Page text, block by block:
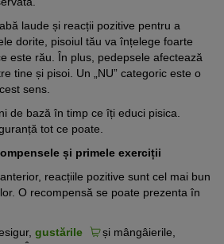
laude și reacții pozitive pentru a
dorite, pisoiul tău va înțelege foarte
este rău. În plus, pedepsele afectează
tine și pisoi. Un „NU” categoric este o
sens.
de bază în timp ce îți educi pisica.
tot ce poate.
și primele exerciții
reacțiile pozitive sunt cel mai bun
O recompensă se poate prezenta în
gustările
și mângâierile,